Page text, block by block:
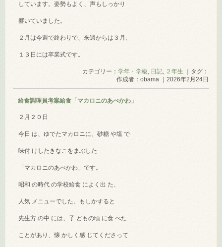
しています。姿勢もよく、声もしっかり
響いていました。
２月は今週で終わりで、来週からは３月、
１３日には卒業式です。
カテゴリー： 学年・学級 , 日記, ２年生 ｜タグ：
作成者：obama ｜2026年2月24日
給食調理員考案給食「マカロニのあべかわ」
２月２０日
今日 は、ゆでたマカロニに、砂糖 や塩 で
味付 けしたきなこをまぶした
「マカロニのあべかわ」です。
昭和 の時代 の学校給食 によく出 た、
人気 メニューでした。もしかすると
先生方 の中 には、子 どもの頃 に食 べた
ことがあり、懐 かしく感 じてくださって